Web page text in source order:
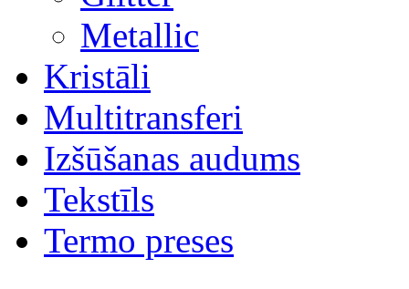
Metallic
Kristāli
Multitransferi
Izšūšanas audums
Tekstīls
Termo preses